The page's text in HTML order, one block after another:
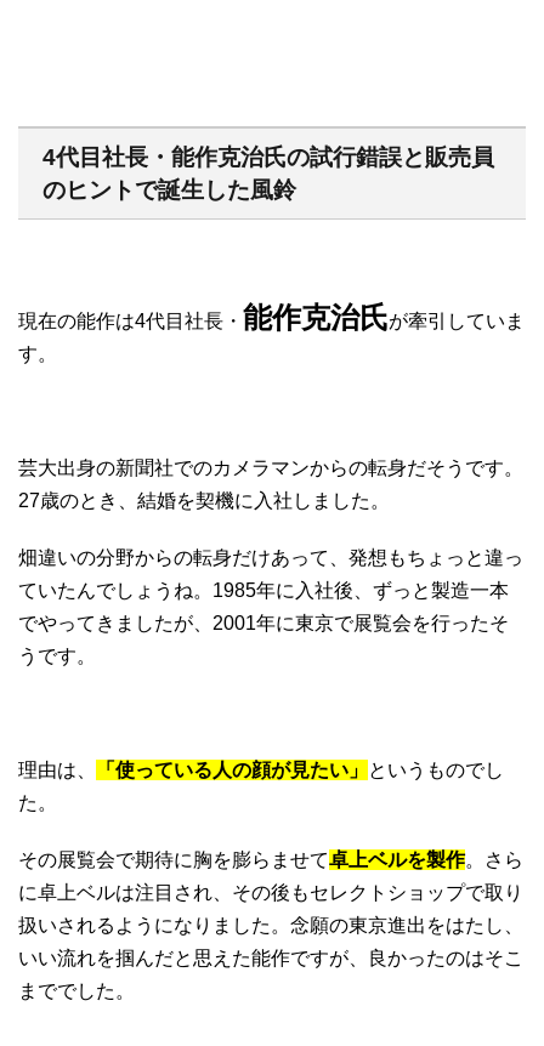
4代目社長・能作克治氏の試行錯誤と販売員
のヒントで誕生した風鈴
現在の能作は4代目社長・ 能作克治氏が牽引していま
す。
芸大出身の新聞社でのカメラマンからの転身だそうです。
27歳のとき、結婚を契機に入社しました。
畑違いの分野からの転身だけあって、発想もちょっと違っ
ていたんでしょうね。1985年に入社後、ずっと製造一本
でやってきましたが、2001年に東京で展覧会を行ったそ
うです。
理由は、 「使っている人の顔が見たい」 というものでし
た。
その展覧会で期待に胸を膨らませて卓上ベルを製作。さら
に卓上ベルは注目され、その後もセレクトショップで取り
扱いされるようになりました。念願の東京進出をはたし、
いい流れを掴んだと思えた能作ですが、良かったのはそこ
まででした。